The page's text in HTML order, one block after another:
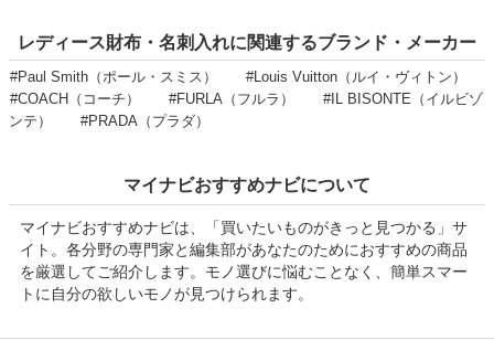
レディース財布・名刺入れに関連するブランド・メーカー
#Paul Smith（ポール・スミス）
#Louis Vuitton（ルイ・ヴィトン）
#COACH（コーチ）
#FURLA（フルラ）
#IL BISONTE（イルビゾ
ンテ）
#PRADA（プラダ）
マイナビおすすめナビについて
マイナビおすすめナビは、「買いたいものがきっと見つかる」サ
イト。各分野の専門家と編集部があなたのためにおすすめの商品
を厳選してご紹介します。モノ選びに悩むことなく、簡単スマー
トに自分の欲しいモノが見つけられます。